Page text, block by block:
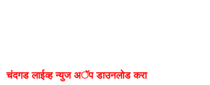
चंदगड लाईव्ह न्युज अॅप डाउनलोड करा